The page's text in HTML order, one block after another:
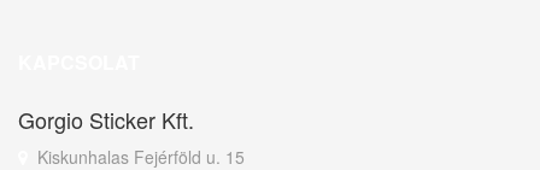
Gorgio Sticker Kft.
Kiskunhalas Fejérföld u. 15